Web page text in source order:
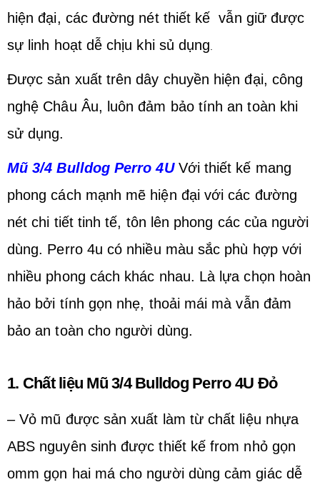
hiện đại, các đường nét thiết kế vẫn giữ được
sự linh hoạt dễ chịu khi sủ dụng.
Được sản xuất trên dây chuyền hiện đại, công
nghệ Châu Âu, luôn đảm bảo tính an toàn khi
sử dụng.
Mũ 3/4 Bulldog Perro 4UVới thiết kế mang
phong cách mạnh mẽ hiện đại với các đường
nét chi tiết tinh tế, tôn lên phong các của người
dùng. Perro 4u có nhiều màu sắc phù hợp với
nhiều phong cách khác nhau. Là lựa chọn hoàn
hảo bởi tính gọn nhẹ, thoải mái mà vẫn đảm
bảo an toàn cho người dùng.
1. Chất liệu Mũ 3/4 Bulldog Perro 4U Đỏ
– Vỏ mũ được sản xuất làm từ chất liệu nhựa
ABS nguyên sinh được thiết kế from nhỏ gọn
omm gọn hai má cho người dùng cảm giác dễ